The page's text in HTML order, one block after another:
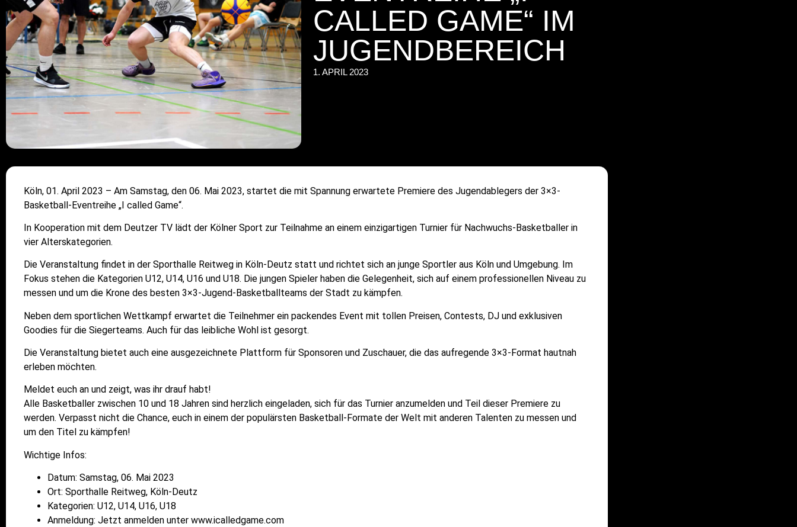
CALLED GAME“ IM
JUGENDBEREICH
1. APRIL 2023
Köln, 01. April 2023 – Am Samstag, den 06. Mai 2023, startet die mit Spannung erwartete Premiere des Jugendablegers der 3×3-
Basketball-Eventreihe „I called Game“.
In Kooperation mit dem Deutzer TV lädt der Kölner Sport zur Teilnahme an einem einzigartigen Turnier für Nachwuchs-Basketballer in
vier Alterskategorien.
Die Veranstaltung findet in der Sporthalle Reitweg in Köln-Deutz statt und richtet sich an junge Sportler aus Köln und Umgebung. Im
Fokus stehen die Kategorien U12, U14, U16 und U18. Die jungen Spieler haben die Gelegenheit, sich auf einem professionellen Niveau zu
messen und um die Krone des besten 3×3-Jugend-Basketballteams der Stadt zu kämpfen.
Neben dem sportlichen Wettkampf erwartet die Teilnehmer ein packendes Event mit tollen Preisen, Contests, DJ und exklusiven
Goodies für die Siegerteams. Auch für das leibliche Wohl ist gesorgt.
Die Veranstaltung bietet auch eine ausgezeichnete Plattform für Sponsoren und Zuschauer, die das aufregende 3×3-Format hautnah
erleben möchten.
Meldet euch an und zeigt, was ihr drauf habt!
Alle Basketballer zwischen 10 und 18 Jahren sind herzlich eingeladen, sich für das Turnier anzumelden und Teil dieser Premiere zu
werden. Verpasst nicht die Chance, euch in einem der populärsten Basketball-Formate der Welt mit anderen Talenten zu messen und
um den Titel zu kämpfen!
Wichtige Infos:
Datum: Samstag, 06. Mai 2023
Ort: Sporthalle Reitweg, Köln-Deutz
Kategorien: U12, U14, U16, U18
Anmeldung: Jetzt anmelden unter www.icalledgame.com